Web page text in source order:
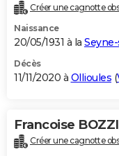
Créer une cagnotte
Naissance
20/05/1931 à la
Décès
11/11/2020 à Ollioules (
Francoise BOZZI
Créer une cagnotte